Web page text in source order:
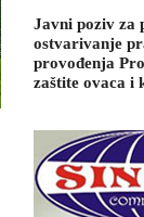
Javni poziv za
ostvarivanje
provođenja
zaštite ovaca i